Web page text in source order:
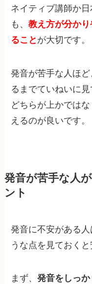
ネイティブ講師か
も、教え方が分か
ること が大切です。
発音が苦手な人ほ
るまでていねいに
どちらが上かでは
えるのが良いです。
発音が苦手な人
ント
発音に不安がある
うな点を見ておくと
まず、発音をしっ